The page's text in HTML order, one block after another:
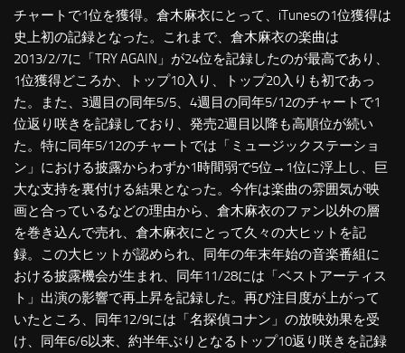
チャートで1位を獲得。倉木麻衣にとって、iTunesの1位獲得は
史上初の記録となった。これまで、倉木麻衣の楽曲は
2013/2/7に「TRY AGAIN」が24位を記録したのが最高であり、
1位獲得どころか、トップ10入り、トップ20入りも初であっ
た。また、3週目の同年5/5、4週目の同年5/12のチャートで1
位返り咲きを記録しており、発売2週目以降も高順位が続い
た。特に同年5/12のチャートでは「ミュージックステーショ
ン」における披露からわずか1時間弱で5位→1位に浮上し、巨
大な支持を裏付ける結果となった。今作は楽曲の雰囲気が映
画と合っているなどの理由から、倉木麻衣のファン以外の層
を巻き込んで売れ、倉木麻衣にとって久々の大ヒットを記
録。この大ヒットが認められ、同年の年末年始の音楽番組に
おける披露機会が生まれ、同年11/28には「ベストアーティス
ト」出演の影響で再上昇を記録した。再び注目度が上がって
いたところ、同年12/9には「名探偵コナン」の放映効果を受
け、同年6/6以来、約半年ぶりとなるトップ10返り咲きを記録